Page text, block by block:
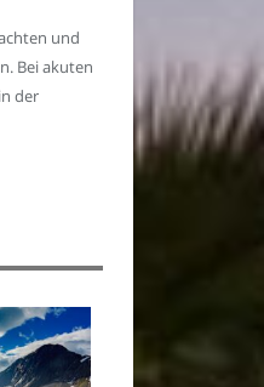
und
Bei akuten
der